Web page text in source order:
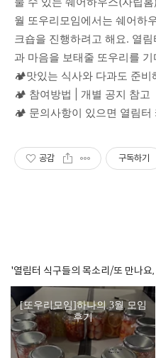
월 또우리모임에서는 쉐어하
크숍을 진행하려고 해요. 열
과 마음을 보태줄 또우리를 기
🏕맛있는 식사와 다과도 준비
🏕 참여방법 | 개별 공지 참고
🏕 문의사항이 있으면 열림터
공감 구독하기
'열림터 식구들의 목소리/또 만나
[또우리모임]하나의 3월 모임
후기